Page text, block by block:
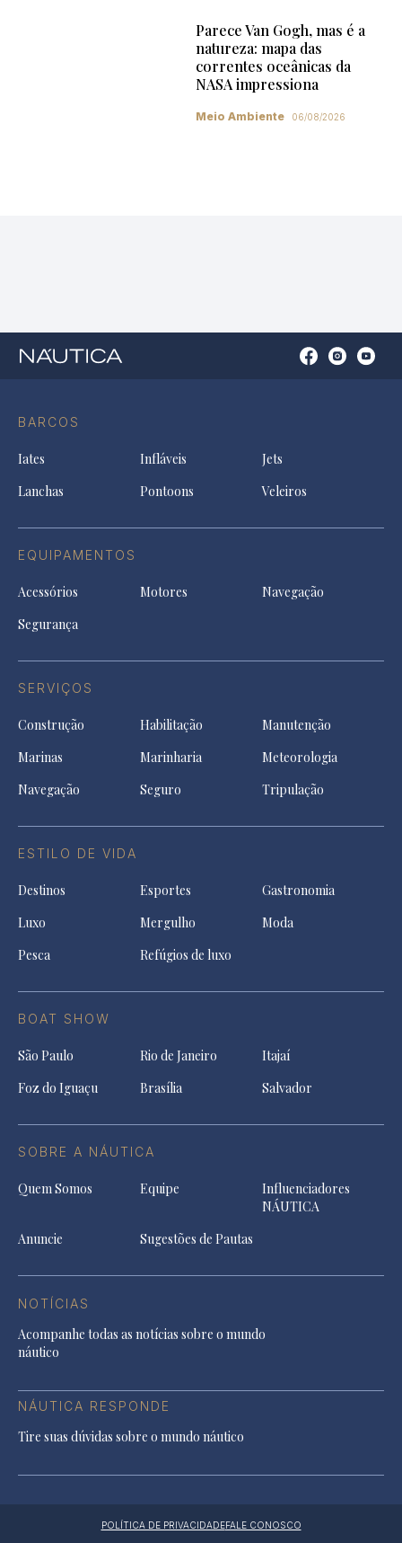
Parece Van Gogh, mas é a
natureza: mapa das
correntes oceânicas da
NASA impressiona
Meio Ambiente 06/08/2026
BARCOS
Iates Infláveis
Jets
Lanchas
Pontoons Veleiros
EQUIPAMENTOS
Acessórios Motores
Navegação
Segurança
SERVIÇOS
Construção Habilitação
Manutenção
Marinas
Marinharia
Meteorologia
Navegação
Seguro Tripulação
ESTILO DE VIDA
Destinos Esportes
Gastronomia
Luxo
Mergulho
Moda
Pesca
Refúgios de luxo
BOAT SHOW
São Paulo Rio de Janeiro
Itajaí
Foz do Iguaçu
Brasília Salvador
SOBRE A NÁUTICA
Quem Somos Equipe
Influenciadores
NÁUTICA
Anuncie
Sugestões de Pautas
OpenOpenOpen
NOTÍCIAS
Acompanhe todas as notícias sobre o mundo
náutico
NÁUTICA RESPONDE
Tire suas dúvidas sobre o mundo náutico
POLÍTICA DE PRIVACIDADEFALE CONOSCO